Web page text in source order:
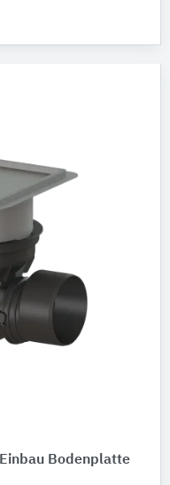
Bodenplatte